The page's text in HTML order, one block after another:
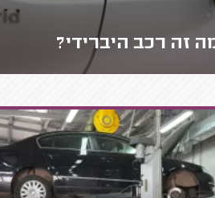
זה רכב היברידי?